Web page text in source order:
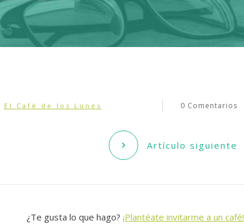
El Café de los Lunes 0 Comentarios
Artículo siguiente
¿Te gusta lo que hago?¡Plantéate invitarme a un café!